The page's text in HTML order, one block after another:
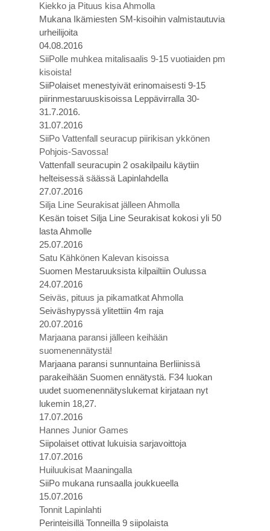
Kiekko ja Pituus kisa Ahmolla
Mukana Ikämiesten SM-kisoihin valmistautuvia
urheilijoita
04.08.2016
SiiPolle muhkea mitalisaalis 9-15 vuotiaiden pm
kisoista!
SiiPolaiset menestyivät erinomaisesti 9-15
piirinmestaruuskisoissa Leppävirralla 30-
31.7.2016.
31.07.2016
SiiPo Vattenfall seuracup piirikisan ykkönen
Pohjois-Savossa!
Vattenfall seuracupin 2 osakilpailu käytiin
helteisessä säässä Lapinlahdella
27.07.2016
Silja Line Seurakisat jälleen Ahmolla
Kesän toiset Silja Line Seurakisat kokosi yli 50
lasta Ahmolle
25.07.2016
Satu Kähkönen Kalevan kisoissa
Suomen Mestaruuksista kilpailtiin Oulussa
24.07.2016
Seiväs, pituus ja pikamatkat Ahmolla
Seiväshypyssä ylitettiin 4m raja
20.07.2016
Marjaana paransi jälleen keihään
suomenennätystä!
Marjaana paransi sunnuntaina Berliinissä
parakeihään Suomen ennätystä. F34 luokan
uudet suomenennätyslukemat kirjataan nyt
lukemin 18,27.
17.07.2016
Hannes Junior Games
Siipolaiset ottivat lukuisia sarjavoittoja
17.07.2016
Huiluukisat Maaningalla
SiiPo mukana runsaalla joukkueella
15.07.2016
Tonnit Lapinlahti
Perinteisillä Tonneilla 9 siipolaista